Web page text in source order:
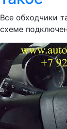
Все обходчики
схеме